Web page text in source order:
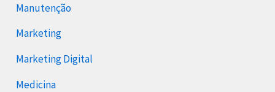
Manutenção
Marketing
Marketing Digital
Medicina